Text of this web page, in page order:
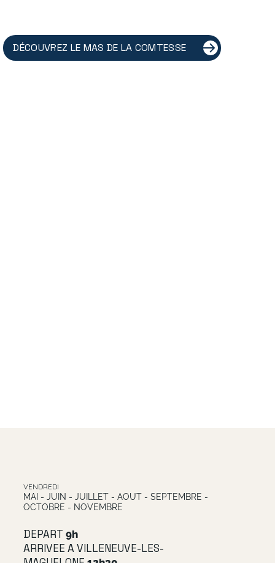
DÉCOUVREZ LE MAS DE LA COMTESSE
DEPART 9h
ARRIVEE A VILLENEUVE-LES-
VENDREDI
MAI - JUIN - JUILLET - AOUT - SEPTEMBRE -
OCTOBRE - NOVEMBRE